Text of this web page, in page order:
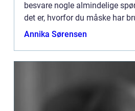
besvare nogle almindelige
det er, hvorfor du måske har
hvordan det fungerer. Hvad er
Annika Sørensen